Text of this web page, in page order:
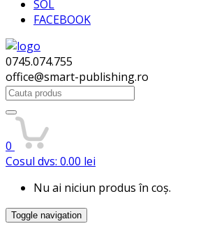
SOL
FACEBOOK
0745.074.755
office@smart-publishing.ro
Search
for:
0
Cosul dvs: 0.00 lei
Nu ai niciun produs în coș.
Toggle navigation